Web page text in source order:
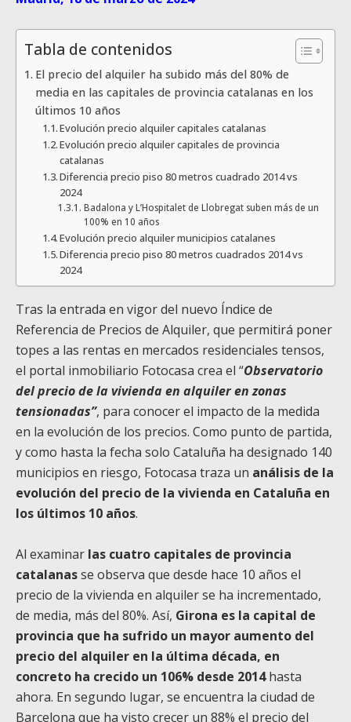
Tabla de contenidos
El precio del alquiler ha subido más del 80% de
media en las capitales de provincia catalanas en los
últimos 10 años
Evolución precio alquiler capitales catalanas
Evolución precio alquiler capitales de provincia
catalanas
Diferencia precio piso 80 metros cuadrado 2014 vs
2024
Badalona y L’Hospitalet de Llobregat suben más de un
100% en 10 años
Evolución precio alquiler municipios catalanes
Diferencia precio piso 80 metros cuadrados 2014 vs
2024
Tras la entrada en vigor del nuevo Índice de
Referencia de Precios de Alquiler, que permitirá poner
topes a las rentas en mercados residenciales tensos,
el portal inmobiliario Fotocasa crea el “Observatorio
del precio de la vivienda en alquileren zonas
tensionadas”, para conocer el impacto de la medida
en la evolución de los precios. Como punto de partida,
y como hasta la fecha solo Cataluña ha designado 140
municipios en riesgo, Fotocasa traza un análisis de la
evolución del precio de la vivienda en Cataluña en
los últimos 10 años.
Al examinar las cuatro capitales de provincia
catalanasse observa que desde hace 10 años el
precio de la vivienda en alquiler se ha incrementado,
de media, más del 80%. Así, Girona es la capital de
provincia que ha sufrido un mayor aumento del
precio del alquiler en la última década, en
concreto ha crecido un 106% desde 2014hasta
ahora. En segundo lugar, se encuentra la ciudad de
Barcelona que ha visto crecer un 88% el precio del